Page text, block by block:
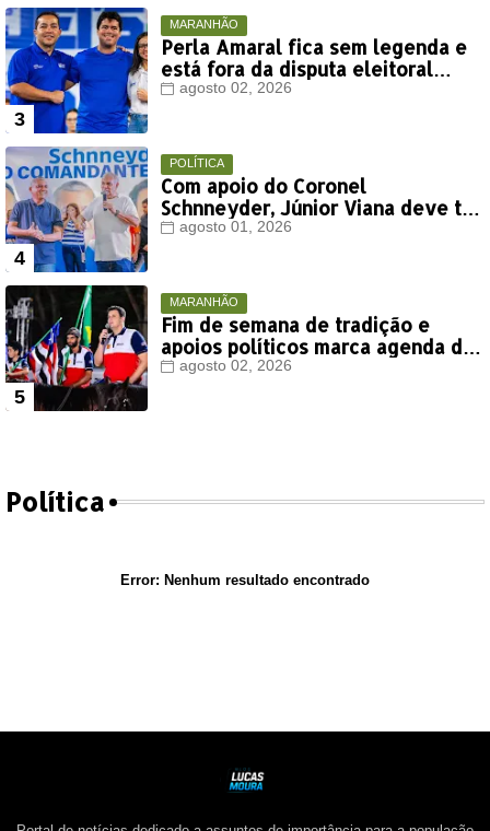
MARANHÃO
Perla Amaral fica sem legenda e
está fora da disputa eleitoral
deste ano
agosto 02, 2026
POLÍTICA
Com apoio do Coronel
Schnneyder, Júnior Viana deve ter
votação expressiva em Timon
agosto 01, 2026
MARANHÃO
Fim de semana de tradição e
apoios políticos marca agenda de
Orleans Brandão em Colinas
agosto 02, 2026
Política
Error: Nenhum resultado encontrado